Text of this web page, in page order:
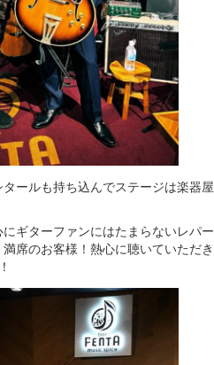
ールも持ち込んでステージは楽器屋
ギターファンにはたまらないレパー
席のお客様！熱心に聴いていただき